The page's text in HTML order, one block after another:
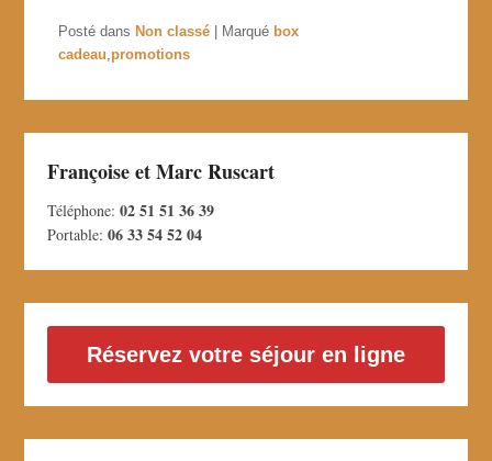
Posté dans Non classé Marqué box
cadeau promotions
Françoise et Marc Ruscart
Téléphone:02 51 51 36 39
Portable:06 33 54 52 04
Réservez votre séjour en ligne